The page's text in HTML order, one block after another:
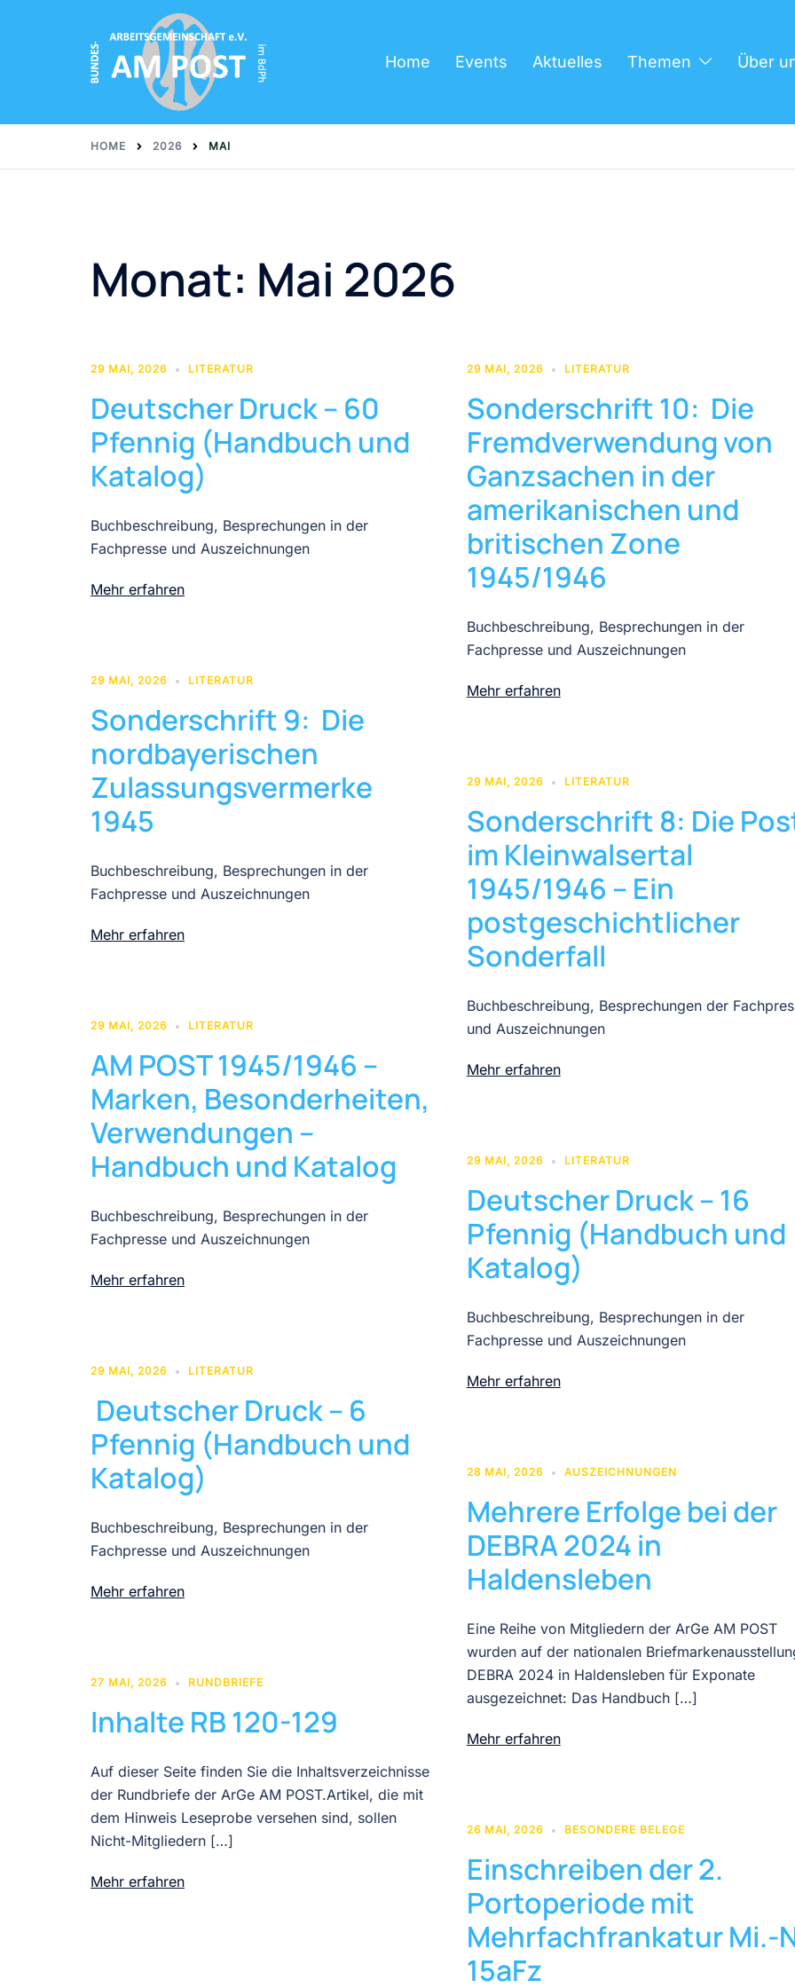
Home Events Aktuelles Themen Über
HOME 2026 MAI
Monat: Mai 2026
29 MAI, 2026 LITERATUR
Deutscher Druck – 60
Pfennig (Handbuch und
Katalog)
Buchbeschreibung, Besprechungen in der
Fachpresse und Auszeichnungen
Mehr erfahren
29 MAI, 2026 LITERATUR
Sonderschrift 10: Die
Fremdverwendung von
Ganzsachen in der
amerikanischen und
britischen Zone
1945/1946
Buchbeschreibung, Besprechungen in der
Fachpresse und Auszeichnungen
Mehr erfahren
29 MAI, 2026 LITERATUR
Sonderschrift 9: Die
nordbayerischen
Zulassungsvermerke
1945
Buchbeschreibung, Besprechungen in der
Fachpresse und Auszeichnungen
Mehr erfahren
29 MAI, 2026 LITERATUR
Sonderschrift 8: Die
im Kleinwalsertal
1945/1946 – Ein
postgeschichtlicher
Sonderfall
Buchbeschreibung, Besprechungen der
und Auszeichnungen
Mehr erfahren
29 MAI, 2026 LITERATUR
AM POST 1945/1946 –
Marken, Besonderheiten,
Verwendungen –
Handbuch und Katalog
Buchbeschreibung, Besprechungen in der
Fachpresse und Auszeichnungen
Mehr erfahren
29 MAI, 2026 LITERATUR
Deutscher Druck – 16
Pfennig (Handbuch und
Katalog)
Buchbeschreibung, Besprechungen in der
Fachpresse und Auszeichnungen
Mehr erfahren
29 MAI, 2026 LITERATUR
Deutscher Druck – 6
Pfennig (Handbuch und
Katalog)
Buchbeschreibung, Besprechungen in der
Fachpresse und Auszeichnungen
Mehr erfahren
28 MAI, 2026 AUSZEICHNUNGEN
Mehrere Erfolge bei der
DEBRA 2024 in
Haldensleben
Eine Reihe von Mitgliedern der ArGe AM POST
wurden auf der nationalen
DEBRA 2024 in Haldensleben für Exponate
ausgezeichnet: Das Handbuch […]
Mehr erfahren
27 MAI, 2026 RUNDBRIEFE
Inhalte RB 120-129
Auf dieser Seite finden Sie die Inhaltsverzeichnisse
der Rundbriefe der ArGe AM POST.Artikel, die mit
dem Hinweis Leseprobe versehen sind, sollen
Nicht-Mitgliedern […]
Mehr erfahren
26 MAI, 2026 BESONDERE BELEGE
Einschreiben der 2.
Portoperiode mit
Mehrfachfrankatur Mi.-
15aFz